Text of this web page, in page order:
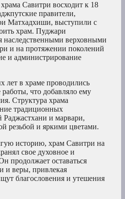
Савитри восходит к 18
правители,
Матхадхиши, выступили с
храм. Пуджари
наследственными верховными
и на протяжении поколений
и администрирование
лет в храме проводились
что добавляло ему
Структура храма
традиционных
Раджастхани и марвари,
резьбой и яркими цветами.
историю, храм Савитри на
свое духовное и
продолжает оставаться
и веры, привлекая
благословения и утешения